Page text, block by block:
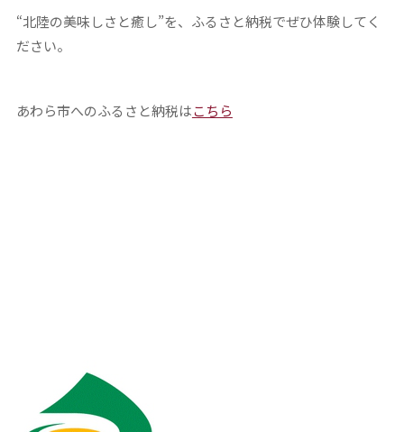
“北陸の美味しさと癒し”を、ふるさと納税でぜひ体験してく
ださい。
あわら市へのふるさと納税はこちら